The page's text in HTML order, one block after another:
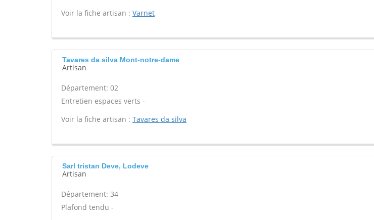
Voir la fiche artisan : Varnet
Tavares da silva Mont-notre-dame
Artisan
Département: 02
Entretien espaces verts -
Voir la fiche artisan : Tavares da silva
Sarl tristan Deve, Lodeve
Artisan
Département: 34
Plafond tendu -